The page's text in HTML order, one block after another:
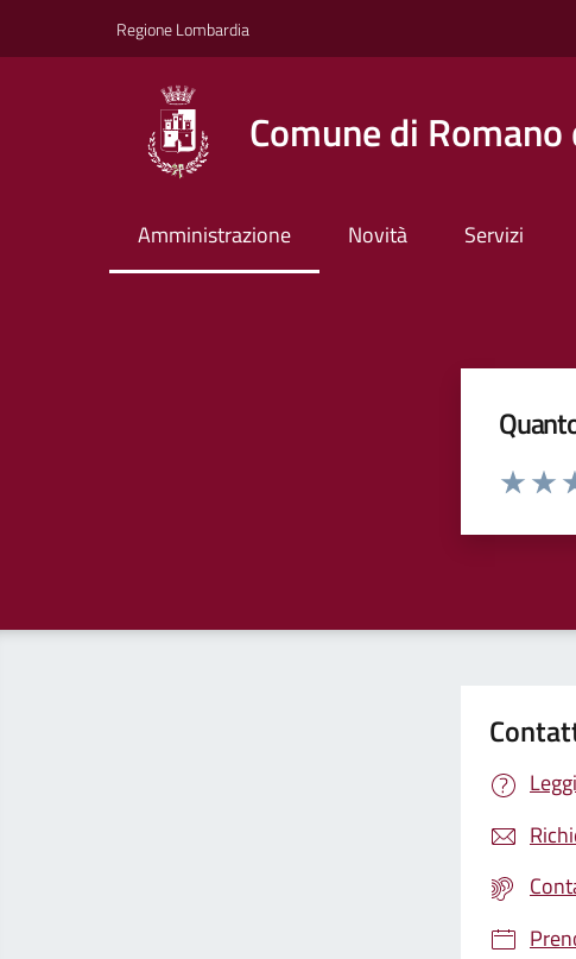
Regione Lombardia
Comune di
Amministrazione Novità Servizi
Valuta da